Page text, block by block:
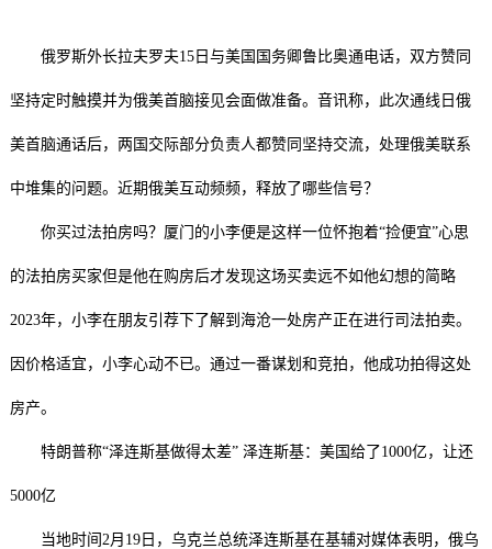
俄罗斯外长拉夫罗夫15日与美国国务卿鲁比奥通电话，双方赞同
坚持定时触摸并为俄美首脑接见会面做准备。音讯称，此次通线日俄
美首脑通话后，两国交际部分负责人都赞同坚持交流，处理俄美联系
中堆集的问题。近期俄美互动频频，释放了哪些信号？
你买过法拍房吗？厦门的小李便是这样一位怀抱着“捡便宜”心思
的法拍房买家但是他在购房后才发现这场买卖远不如他幻想的简略
2023年，小李在朋友引荐下了解到海沧一处房产正在进行司法拍卖。
因价格适宜，小李心动不已。通过一番谋划和竞拍，他成功拍得这处
房产。
特朗普称“泽连斯基做得太差” 泽连斯基：美国给了1000亿，让还
5000亿
当地时间2月19日，乌克兰总统泽连斯基在基辅对媒体表明，俄乌